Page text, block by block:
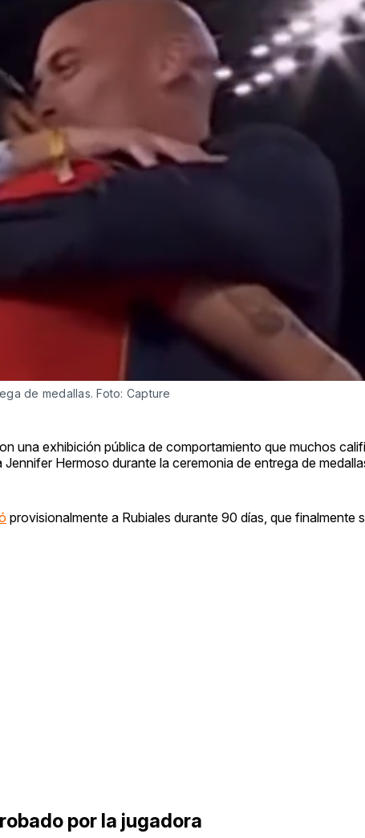
de medallas. Foto: Capture
una exhibición pública de comportamiento que muchos
Hermoso durante la ceremonia de entrega de
provisionalmente a Rubiales durante 90 días, que finalmente
por la jugadora